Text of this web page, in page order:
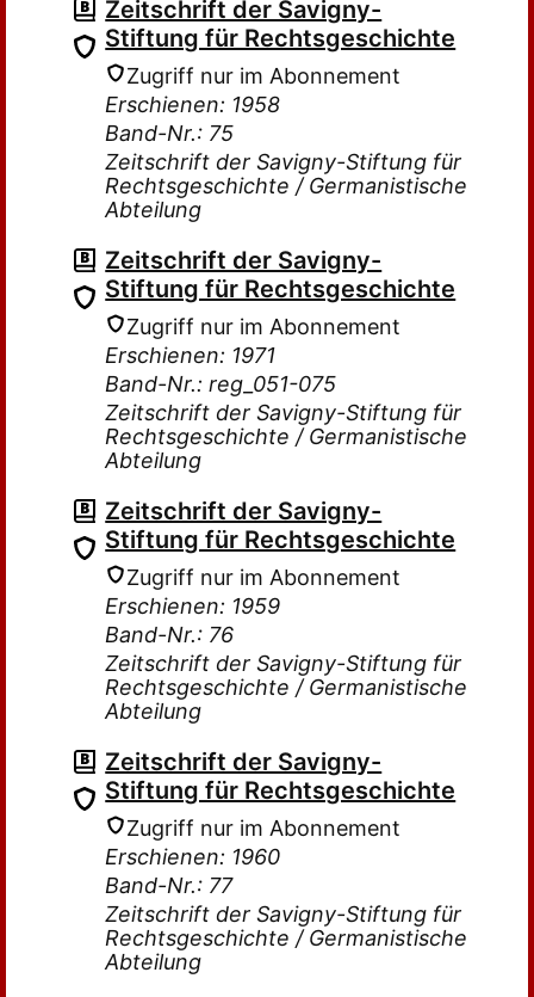
Zeitschrift der Savigny-
Stiftung für Rechtsgeschichte
Zugriff nur im Abonnement
Erschienen: 1958
Band-Nr.: 75
Zeitschrift der Savigny-Stiftung für
Rechtsgeschichte / Germanistische
Abteilung
Zeitschrift der Savigny-
Stiftung für Rechtsgeschichte
Zugriff nur im Abonnement
Erschienen: 1971
Band-Nr.: reg_051-075
Zeitschrift der Savigny-Stiftung für
Rechtsgeschichte / Germanistische
Abteilung
Zeitschrift der Savigny-
Stiftung für Rechtsgeschichte
Zugriff nur im Abonnement
Erschienen: 1959
Band-Nr.: 76
Zeitschrift der Savigny-Stiftung für
Rechtsgeschichte / Germanistische
Abteilung
Zeitschrift der Savigny-
Stiftung für Rechtsgeschichte
Zugriff nur im Abonnement
Erschienen: 1960
Band-Nr.: 77
Zeitschrift der Savigny-Stiftung für
Rechtsgeschichte / Germanistische
Abteilung